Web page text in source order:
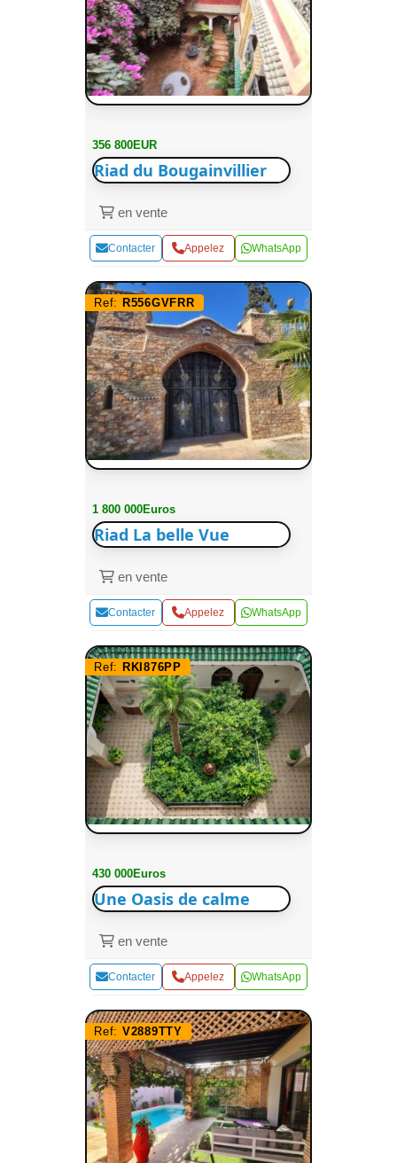
356 800EUR
Riad du Bougainvillier
en vente
Contacter Appelez WhatsApp
Ref: R556GVFRR
1 800 000Euros
Riad La belle Vue
en vente
Contacter Appelez WhatsApp
Ref: RKI876PP
430 000Euros
Une Oasis de calme
en vente
Contacter Appelez WhatsApp
Ref: V2889TTY